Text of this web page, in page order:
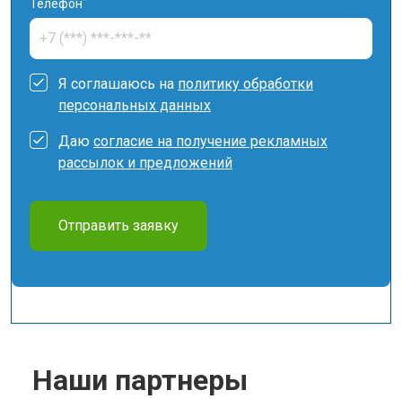
Телефон
Я соглашаюсь на политику обработки
персональных данных
Даю согласие на получение рекламных
рассылок и предложений
Отправить заявку
Наши партнеры